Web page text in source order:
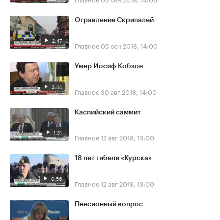
2:47
Отравление Скрипалей
Главное 05 сен 2018, 14:00
3:44
Умер Иосиф Кобзон
Главное30 авг 2018, 14:00
1:31
Каспийский саммит
Главное12 авг 2018, 13:00
0:56
18 лет гибели «Курска»
Главное12 авг 2018, 13:00
Пенсионный вопрос